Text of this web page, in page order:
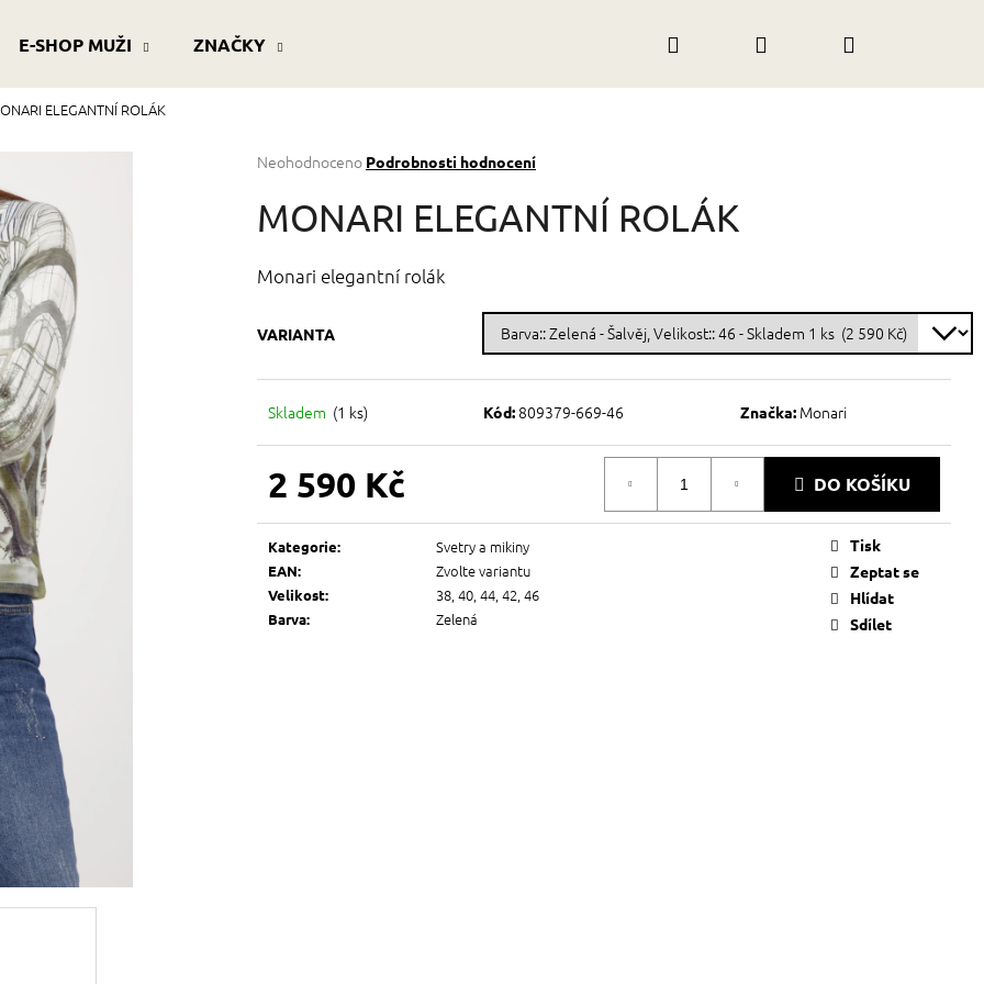
E-SHOP MUŽI ZNAČKY Přihlášení
ELEGANTNÍ ROLÁK
Průměrné
produktu
je
z
5
Neohodnoceno Podrobnosti hodnocení
MONARI ELEGANTNÍ ROLÁK
Monari elegantní rolák
VARIANTA
Skladem (1 ks) Kód: 809379-669-46 Značka: Monari
2 590 Kč
cena:
DO KOŠÍKU
Kategorie: Svetry a mikiny
EAN: Zvolte variantu
Velikost: 38, 40, 44, 42, 46
Barva: Zelená
Tisk
Zeptat se
Hlídat
Sdílet
Co potřebujete najít?
HLEDAT